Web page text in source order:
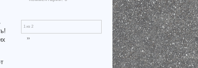
1 из 2
››